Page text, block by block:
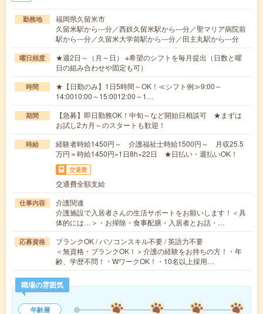
勤務地
福岡県久留米市
久留米駅から---分／西鉄久留米駅から---分／聖マリア病院前
駅から---分／久留米大学前駅から---分／田主丸駅から---分
曜日頻度
★週2日～（月～日） ※希望のシフトを毎月提出（日数と曜
日の組み合わせや固定も可）
時間
★【日勤のみ】1日5時間～OK！≪シフト例≫9:00～
14:0010:00～15:0012:00～1…
期間
【急募】即日勤務OK！中旬～など開始日相談可 ★まずは
お試し2カ月～のスタートも歓迎！
時給
経験者時給1450円～ 介護福祉士時給1500円～ 月収25.5
万円＝時給1450円×1日8h×22日 ★日払い・週払いOK！
交通費
交通費全額支給
仕事内容
介護関連
介護施設で入居者さんの生活サポートをお願いします！＜具
体的には…＞・お掃除・食事配膳・入居者とお話・…
応募資格
ブランクOK / パソコンスキル不要 / 英語力不要
＜無資格・ブランクOK！＞介護の経験をお持ちの方！・年
齢、学歴不問！・WワークOK！・10名以上採用…
職場の雰囲気
年齢層